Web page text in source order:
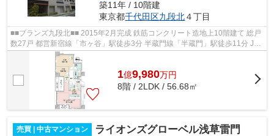
築11年 / 10階建
東京都千代田区九段北４丁目
■■ブランズ九段北■■ 2015年2月完成 鉄筋コンクリート造地上10階建て 総戸
数27戸 都営新宿線「市ヶ谷」駅徒歩3分 半蔵門線「半蔵門」駅徒歩11分 JR
中央・総武緩行線「飯田橋」駅徒歩1...
1億9,980万円
8階 / 2LDK / 56.68㎡
売買 | 中古マンション ライオンズグローベル浅草雷門